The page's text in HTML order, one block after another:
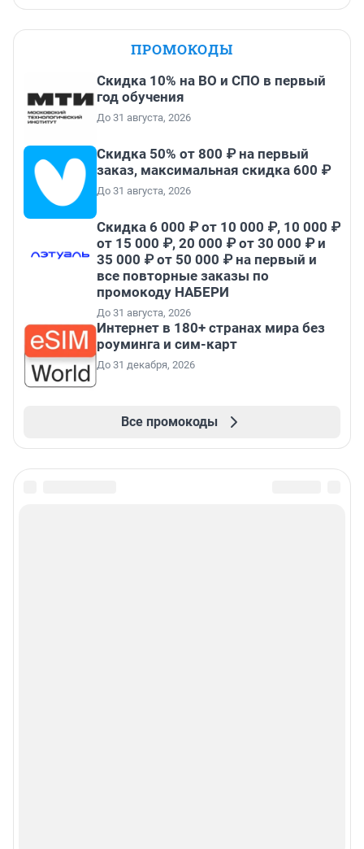
ПРОМОКОДЫ
Скидка 10% на ВО и СПО в первый
год обучения
До 31 августа, 2026
Скидка 50% от 800 ₽ на первый
заказ, максимальная скидка 600 ₽
До 31 августа, 2026
Скидка 6 000 ₽ от 10 000 ₽, 10 000 ₽
от 15 000 ₽, 20 000 ₽ от 30 000 ₽ и
35 000 ₽ от 50 000 ₽ на первый и
все повторные заказы по
промокоду НАБЕРИ
До 31 августа, 2026
Интернет в 180+ странах мира без
роуминга и сим-карт
До 31 декабря, 2026
Все промокоды